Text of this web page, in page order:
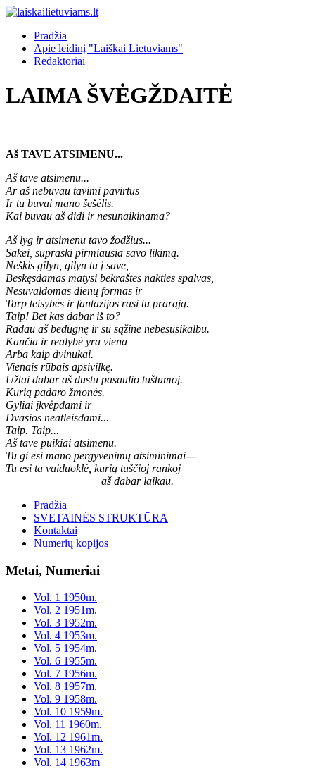
Pradžia
Apie leidinį "Laiškai Lietuviams"
Redaktoriai
LAIMA ŠVĖGŽDAITĖ
Aš TAVE ATSIMENU...
Aš tave atsimenu...
Ar aš nebuvau tavimi pavirtus
Ir tu buvai mano šešėlis.
Kai buvau aš didi ir nesunaikinama?
Aš lyg ir atsimenu tavo žodžius...
Sakei, supraski pirmiausia savo likimą.
Neškis gilyn, gilyn tu į save,
Beskęsdamas matysi bekraštes nakties spalvas,
Nesuvaldomas dienų formas ir
Tarp teisybės ir fantazijos rasi tu prarają.
Taip! Bet kas dabar iš to?
Radau aš bedugnę ir su sąžine nebesusikalbu.
Kančia ir realybė yra viena
Arba kaip dvinukai.
Vienais rūbais apsivilkę.
Užtai dabar aš dustu pasaulio tuštumoj.
Kurią padaro žmonės.
Gyliai įkvėpdami ir
Dvasios neatleisdami...
Taip. Taip...
Aš tave puikiai atsimenu.
Tu gi esi mano pergyvenimų atsiminimai—
Tu esi ta vaiduoklė, kurią tuščioj rankoj
aš dabar laikau.
Pradžia
SVETAINĖS STRUKTŪRA
Kontaktai
Numerių kopijos
Metai, Numeriai
Vol. 1 1950m.
Vol. 2 1951m.
Vol. 3 1952m.
Vol. 4 1953m.
Vol. 5 1954m.
Vol. 6 1955m.
Vol. 7 1956m.
Vol. 8 1957m.
Vol. 9 1958m.
Vol. 10 1959m.
Vol. 11 1960m.
Vol. 12 1961m.
Vol. 13 1962m.
Vol. 14 1963m